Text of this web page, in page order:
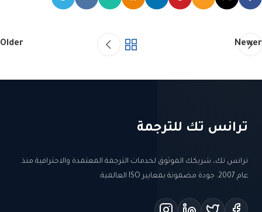
Newer
Older
ترانس تك للترجمة
ترانس تك، شريكك الموثوق لخدمات الترجمة المعتمدة والاحترافية منذ
عام 2007. جودة مضمونة بمعايير ISO العالمية.